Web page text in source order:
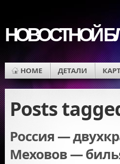
НОВОСТНОЙ
HOME ДЕТАЛИ
Posts
Россия —
Меховов —